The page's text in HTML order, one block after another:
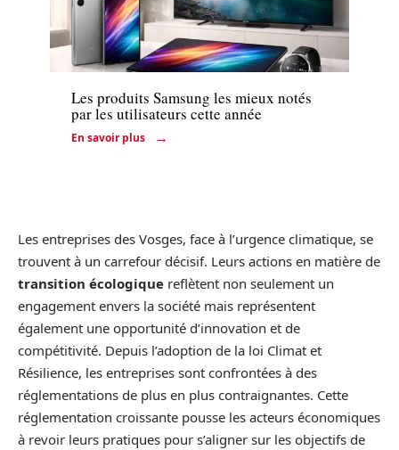
Actu
Les produits Samsung les mieux notés
par les utilisateurs cette année
En savoir plus
Les entreprises des Vosges, face à l’urgence climatique, se
trouvent à un carrefour décisif. Leurs actions en matière de
transition écologique reflètent non seulement un
engagement envers la société mais représentent
également une opportunité d’innovation et de
compétitivité. Depuis l’adoption de la loi Climat et
Résilience, les entreprises sont confrontées à des
réglementations de plus en plus contraignantes. Cette
réglementation croissante pousse les acteurs économiques
à revoir leurs pratiques pour s’aligner sur les objectifs de